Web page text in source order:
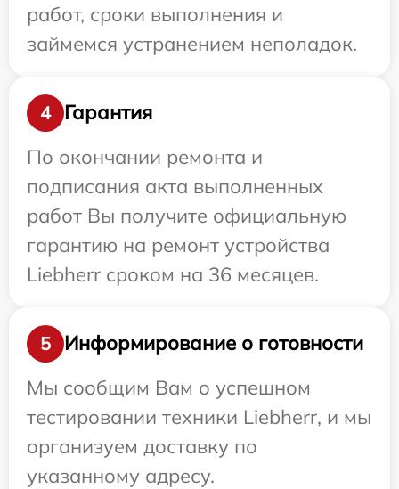
работ, сроки выполнения и
займемся устранением неполадок.
4
Гарантия
По окончании ремонта и
подписания акта выполненных
работ Вы получите официальную
гарантию на ремонт устройства
Liebherr сроком на 36 месяцев.
5
Информирование о готовности
Мы сообщим Вам о успешном
тестировании техники Liebherr, и мы
организуем доставку по
указанному адресу.